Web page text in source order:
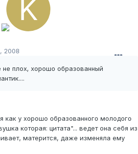
2008
плох, хорошо образованный
как у хорошо образованного молодого
которая: цитата"... ведет она себя из
матерится, даже изменяла ему